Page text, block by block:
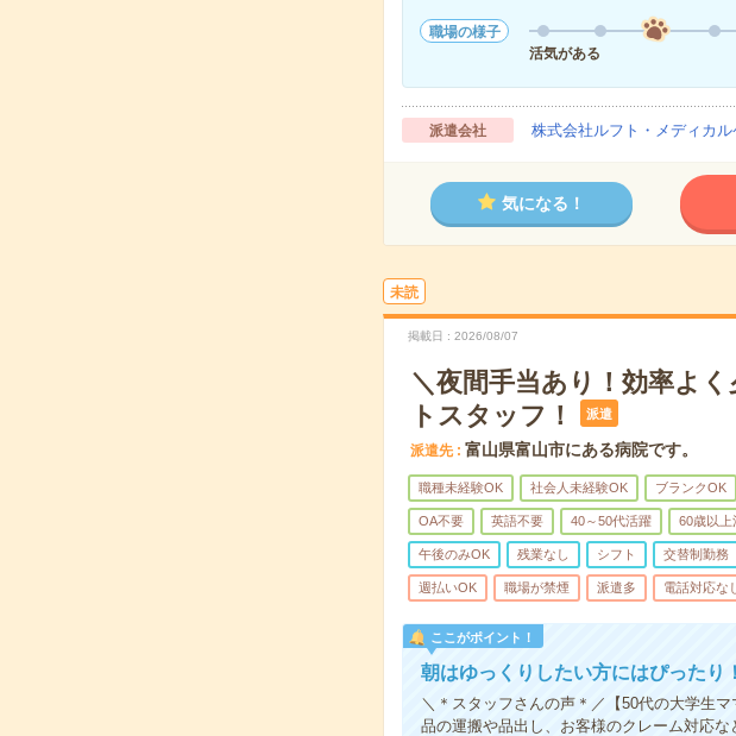
職場の様子
活気がある
派遣会社 株式会社ルフト・メディカ
気になる！
未読
掲載日 2026/08/07
＼夜間手当あり！効率よ
トスタッフ！
派遣
派遣先 富山県富山市にある病院です。
職種未経験OK 社会人未経験OK ブランクOK
OA不要 英語不要 40～50代活躍 60歳以上
午後のみOK 残業なし シフト 交替制勤務
週払いOK 職場が禁煙 派遣多 電話対応な
ここがポイント！
朝はゆっくりしたい方にはぴったり
＼＊スタッフさんの声＊／【50代の大学生
品の運搬や品出し、お客様のクレーム対応